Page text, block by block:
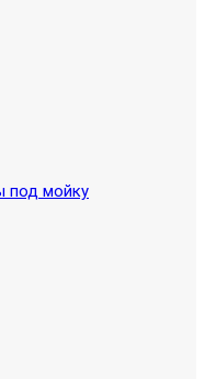
под мойку